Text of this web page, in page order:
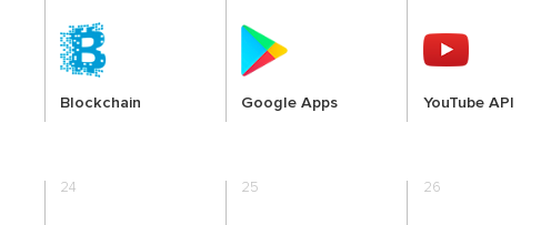
Blockchain Google Apps YouTube API
24 25 26